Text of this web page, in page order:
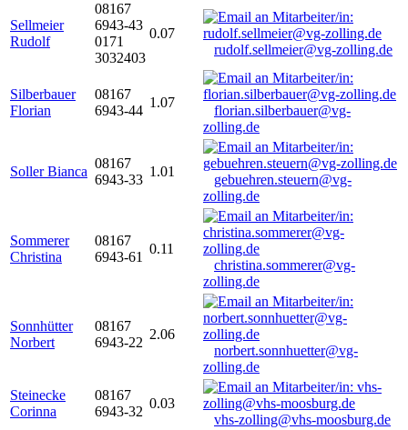
Sellmeier
Rudolf
08167
6943-43
0171
3032403
0.07
rudolf.sellmeier@vg-zolling.de
Silberbauer
Florian
08167
6943-44
1.07
florian.silberbauer@vg-
zolling.de
Soller Bianca
08167
6943-33
1.01
gebuehren.steuern@vg-
zolling.de
Sommerer
Christina
08167
6943-61
0.11
christina.sommerer@vg-
zolling.de
Sonnhütter
Norbert
08167
6943-22
2.06
norbert.sonnhuetter@vg-
zolling.de
Steinecke
Corinna
08167
6943-32
0.03
vhs-zolling@vhs-moosburg.de